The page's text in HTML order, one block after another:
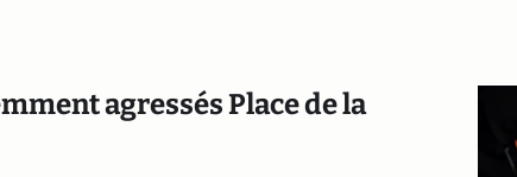
agressés Place de la